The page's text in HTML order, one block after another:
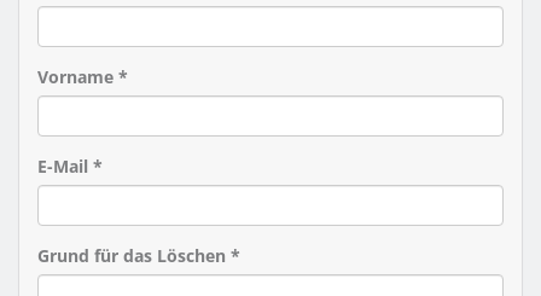
Vorname *
E-Mail *
Grund für das Löschen *